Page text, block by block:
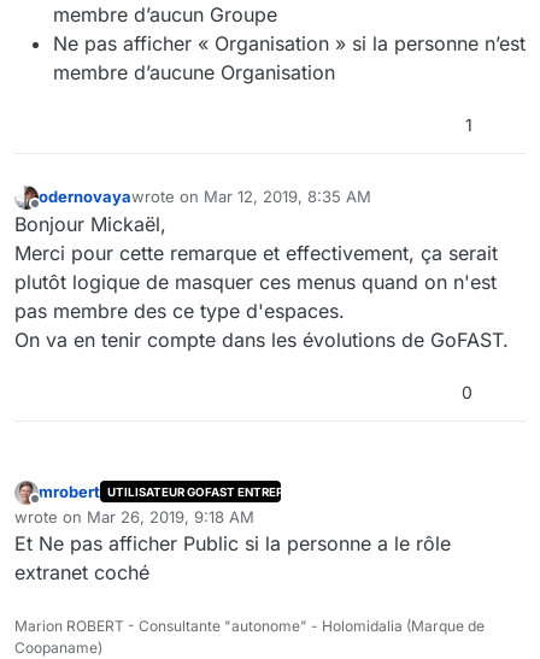
membre d’aucun Groupe
Ne pas afficher « Organisation » si la personne n’est
membre d’aucune Organisation
1
Offline
odernovayawrote on Mar 12, 2019, 8:35 AM
last edited by
Bonjour Mickaël,
Merci pour cette remarque et effectivement, ça serait
plutôt logique de masquer ces menus quand on n'est
pas membre des ce type d'espaces.
On va en tenir compte dans les évolutions de GoFAST.
0
Offline
mrobert UTILISATEUR GOFAST ENTREPRISE
wrote on Mar 26, 2019, 9:18 AM
last edited by
Et Ne pas afficher Public si la personne a le rôle
extranet coché
Marion ROBERT - Consultante "autonome" - Holomidalia (Marque de
Coopaname)